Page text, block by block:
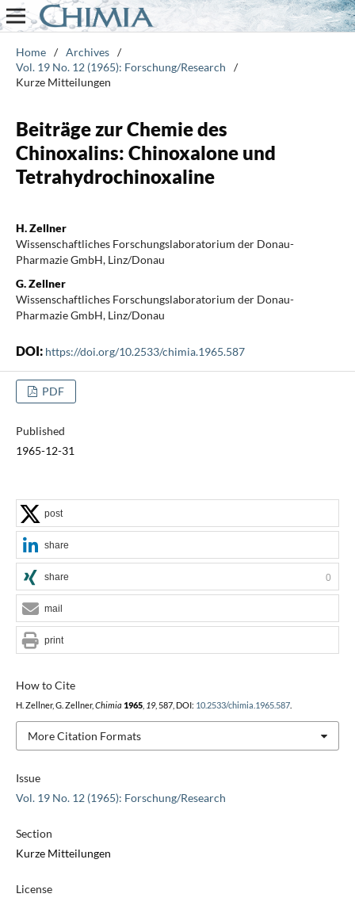
Home / Archives /
Vol. 19 No. 12 (1965): Forschung/Research
/
Kurze Mitteilungen
Beiträge zur Chemie des
Chinoxalins: Chinoxalone und
Tetrahydrochinoxaline
H. Zellner
Wissenschaftliches Forschungslaboratorium der Donau-
Pharmazie GmbH, Linz/Donau
G. Zellner
Wissenschaftliches Forschungslaboratorium der Donau-
Pharmazie GmbH, Linz/Donau
DOI: https://doi.org/10.2533/chimia.1965.587
PDF
Published
1965-12-31
Issue
Vol. 19 No. 12 (1965): Forschung/Research
Section
Kurze Mitteilungen
License
How to Cite
H. Zellner, G. Zellner, Chimia 1965, 19, 587, DOI: 10.2533/chimia.1965.587.
More Citation Formats
post
share
share 0
mail
print